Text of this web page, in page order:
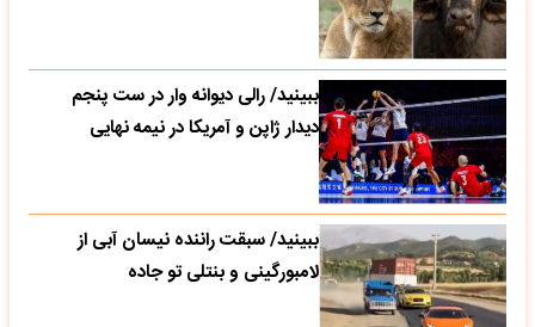
ببینید/ رالی دیوانه وار در ست پنجم
دیدار ژاپن و آمریکا در نیمه نهایی
ببینید/ سبقت راننده نیسان آبی از
لامبورگینی و بنتلی تو جاده